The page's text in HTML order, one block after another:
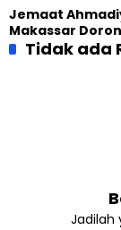
yang Militan
Jemaat
Makassar
Kesadaran
Tidak ada
Jadilah